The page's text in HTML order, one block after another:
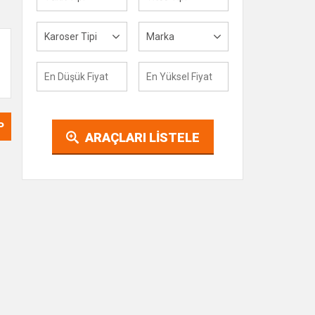
Karoser Tipi Marka
ARAÇLARI LİSTELE